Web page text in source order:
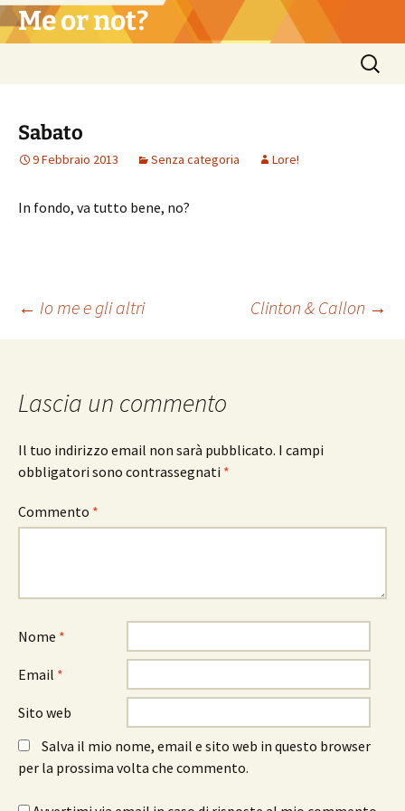
Vai
al Me or not?
Ricerca
per:
Sabato
9 Febbraio 2013 Senza categoria Lore!
In fondo, va tutto bene, no?
Navigazione
← Io me e gli altri Clinton & Callon →
Lascia un commento
Il tuo indirizzo email non sarà pubblicato. I campi
obbligatori sono contrassegnati *
Commento *
Nome *
Email *
Sito web
Salva il mio nome, email e sito web in questo browser
per la prossima volta che commento.